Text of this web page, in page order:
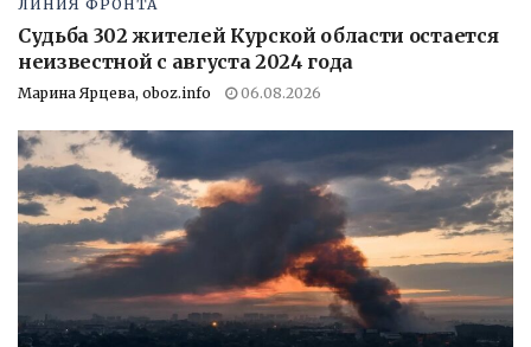
ЛИНИЯ ФРОНТА
Судьба 302 жителей Курской области остается
неизвестной с августа 2024 года
Марина Ярцева, oboz.info 06.08.2026